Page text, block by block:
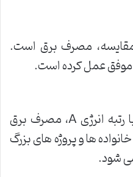
مصرف برق است.
موفق عمل کرده است.
A، مصرف برق
ها و پروژه های بزرگ
شود.